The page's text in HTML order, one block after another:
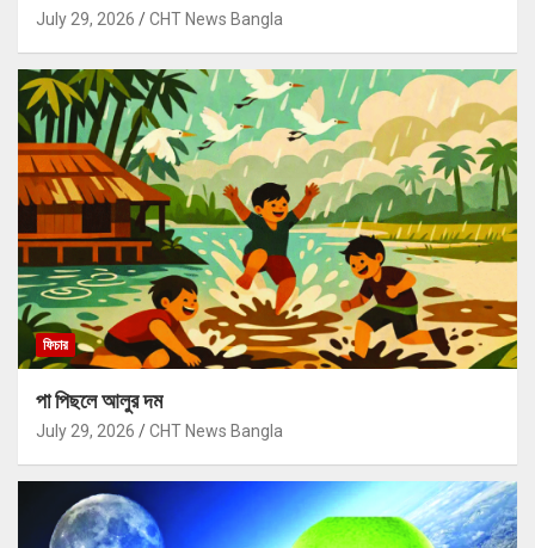
July 29, 2026 CHT News Bangla
ফিচার
পা পিছলে আলুর দম
July 29, 2026 CHT News Bangla